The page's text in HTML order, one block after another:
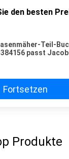
den besten
Teil-
passt
Fortsetzen
Produkte